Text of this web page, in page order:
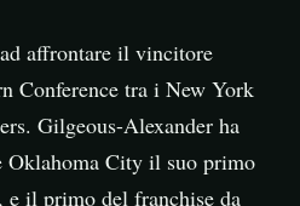
affrontare il vincitore
Conference tra i New York
Gilgeous-Alexander ha
Oklahoma City il suo primo
il primo del franchise da